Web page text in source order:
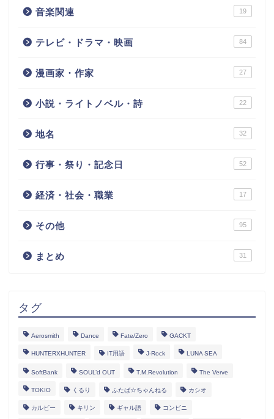
音楽関連 19
テレビ・ドラマ・映画 84
漫画家・作家 27
小説・ライトノベル・詩 22
地名 32
行事・祭り・記念日 52
経済・社会・職業 17
その他 95
まとめ 31
タグ
Aerosmith Dance Fate/Zero GACKT
HUNTERXHUNTER IT用語 J-Rock LUNA SEA
SoftBank SOUL’d OUT T.M.Revolution The Verve
TOKIO くるり ふたば☆ちゃんねる カシオ
カルビー キリン ギャル語 コンビニ